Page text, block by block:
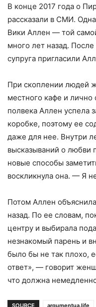
В конце 2017 года о
рассказали в СМИ. Одна
Вики Аллен — той
много лет назад.
супруга пригласили
При скоплении людей
местного кафе и лично
полвека Аллен успела
коробке, поэтому ее
даже для нее. Внутри
высказываний о любви
новые способы
воскликнула она. — Я
Потом Аллен
назад. По ее словам,
центру и выбирала
незнакомый парень и
было бы не так плохо,
ответ», — говорит
что должна